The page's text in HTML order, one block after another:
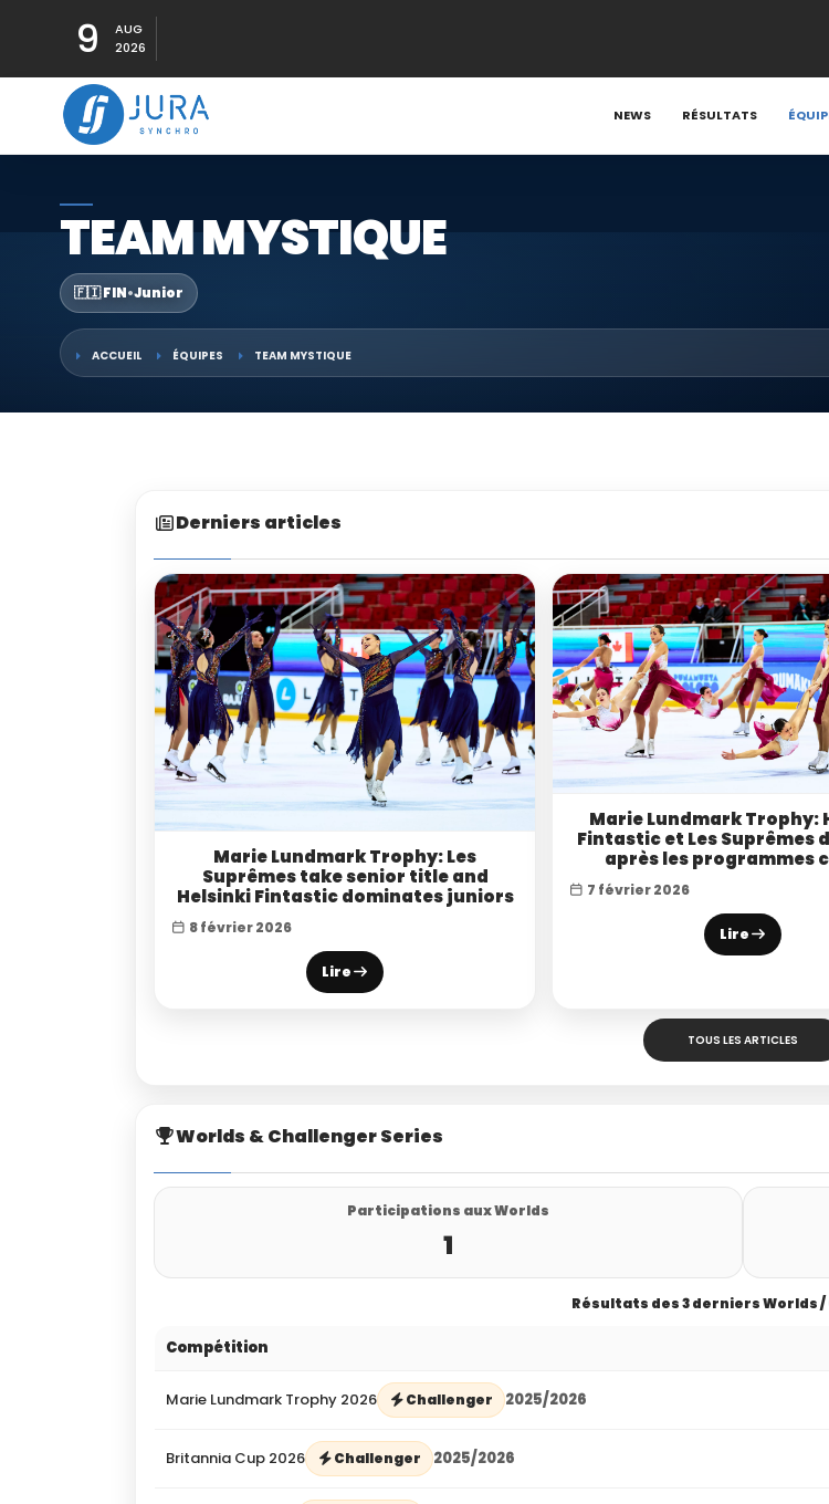
9
AUG
2026
NEWS RÉSULTATS
TEAM MYSTIQUE
🇫🇮 FIN•Junior
ACCUEIL ÉQUIPES TEAM MYSTIQUE
Derniers articles
Marie Lundmark Trophy: Les
Suprêmes take senior title and
Helsinki Fintastic dominates juniors
8 février 2026
Lire
Marie Lundmark Trophy:
Fintastic et Les Suprêmes
après les programmes
7 février 2026
Lire
TOUS LES ARTICLES
Worlds & Challenger Series
Participations aux Worlds
1
Résultats des 3 derniers Worlds
Compétition
Marie Lundmark Trophy 2026 Challenger 2025/2026
Britannia Cup 2026 Challenger 2025/2026